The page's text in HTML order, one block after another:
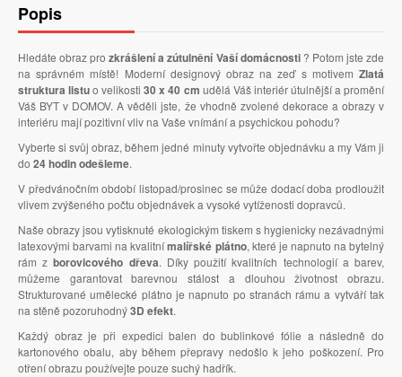
Popis
Hledáte obraz prozkrášlení a zútulnění Vaší domácnosti? Potom jste zde
na správném místě! Moderní designový obraz na zeď s motivem Zlatá
struktura listuo velikosti30 x 40 cm udělá Váš interiér útulnější a promění
Váš BYT v DOMOV. A věděli jste, že vhodně zvolené dekorace a obrazy v
interiéru mají pozitivní vliv na Vaše vnímání a psychickou pohodu?
Vyberte si svůj obraz, během jedné minuty vytvořte objednávku a my Vám ji
do 24 hodin odešleme.
V předvánočním období listopad/prosinec se může dodací doba prodloužit
vlivem zvýšeného počtu objednávek a vysoké vytíženosti dopravců.
Naše obrazy jsou vytisknuté ekologickým tiskem s hygienicky nezávadnými
latexovými barvami na kvalitnímalířské plátno, které je napnuto na bytelný
rám zborovicového dřeva. Díky použití kvalitních technologií a barev,
můžeme garantovat barevnou stálost a dlouhou životnost obrazu.
Strukturované umělecké plátno je napnuto po stranách rámu a vytváří tak
na stěně pozoruhodný3D efekt.
Každý obraz je při expedici balen do bublinkové fólie a následně do
kartonového obalu, aby během přepravy nedošlo k jeho poškození. Pro
otření obrazu používejte pouze suchý hadřík.